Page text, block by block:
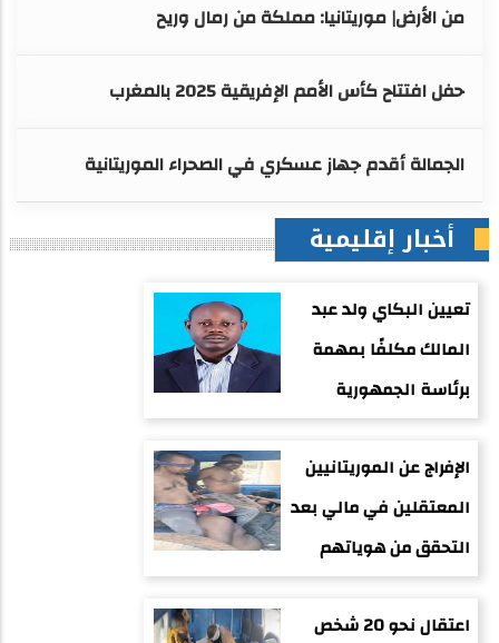
من الأرض| موريتانيا: مملكة من رمال وريح
حفل افتتاح كأس الأمم الإفريقية 2025 بالمغرب
الجمالة أقدم جهاز عسكري في الصحراء الموريتانية
أخبار إقليمية
تعيين البكاي ولد عبد
المالك مكلفًا بمهمة
برئاسة الجمهورية
الإفراج عن الموريتانيين
المعتقلين في مالي بعد
التحقق من هوياتهم
اعتقال نحو 20 شخص